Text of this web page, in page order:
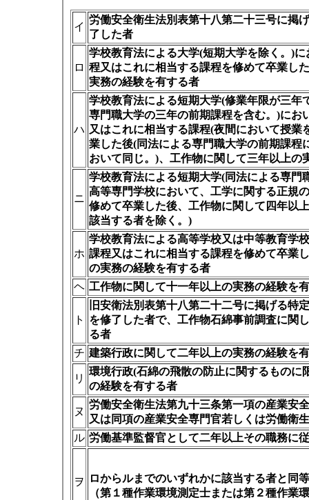
イ
労働安全衛生法別表第十八第二十三号に掲
了した者
ロ
学校教育法による大学(短期大学を除く。)
程又はこれに相当する課程を修めて卒業し
実務の経験を有する者
ハ
学校教育法による短期大学(修業年限が三年
専門職大学の三年の前期課程を含む。)にお
又はこれに相当する課程(夜間において授業
業した後(同法による専門職大学の前期課程
おいて同じ。)、工作物に関して三年以上の
ニ
学校教育法による短期大学(同法による専門
高等専門学校において、工学に関する正規
修めて卒業した後、工作物に関して四年以
該当する者を除く。)
ホ
学校教育法による高等学校又は中等教育学
課程又はこれに相当する課程を修めて卒業
の実務の経験を有する者
ヘ 工作物に関して十一年以上の実務の経験を
ト
旧安衛法別表第十八第二十二号に掲げる特
を修了した者で、工作物石綿事前調査に関
る者
チ 建築行政に関して二年以上の実務の経験を
リ
環境行政(石綿の飛散の防止に関するものに
の経験を有する者
ヌ
労働安全衛生法第九十三条第一項の産業安
又は同項の産業安全専門官若しくは労働衛
ル 労働基準監督官として二年以上その職務に
ヲ
ロからルまでのいずれかに該当する者と同
（第１種作業環境測定士または第２種作業